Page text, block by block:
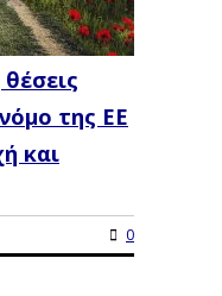
της ΕΕ
και
0